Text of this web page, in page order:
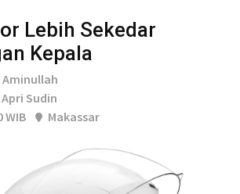
Lebih Sekedar
Kepala
Aminullah
Sudin
WIB
Makassar